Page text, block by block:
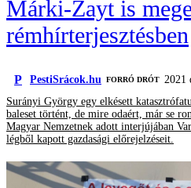
Márki-Zayt is
rémhírterjesztésben
P PestiSrácok.hu FORRÓ DRÓT 2021
Surányi György egy elkésett
baleset történt, de mire odaért, már se
Magyar Nemzetnek adott interjújában
légből kapott gazdasági előrejelzéseit.